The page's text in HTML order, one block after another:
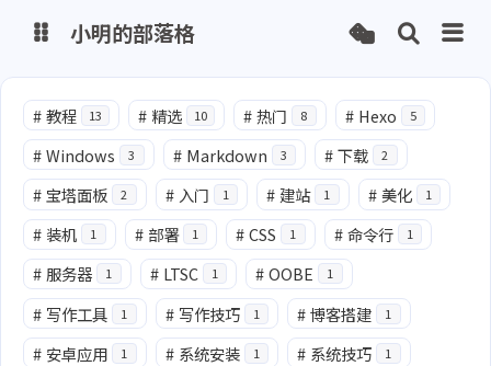
博客
网盘
小明的部落格
#教程 13 # 精选 10 #热门 8 # Hexo 5
#Windows 3 # Markdown 3 #下载 2
# 宝塔面板 2 # 入门 1 # 建站 1 # 美化 1
# 装机 1 # 部署 1 #CSS 1 # 命令行 1
#服务器 1 # LTSC 1 #OOBE 1
# 写作工具 1 # 写作技巧 1 #博客搭建 1
# 安卓应用 1 # 系统安装 1 # 系统技巧 1